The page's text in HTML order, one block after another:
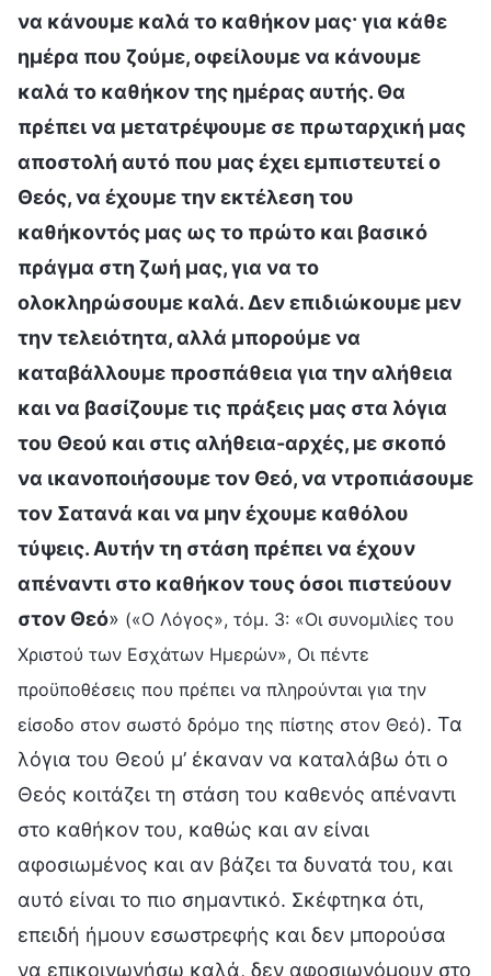
να κάνουμε καλά το καθήκον μας· για κάθε
ημέρα που ζούμε, οφείλουμε να κάνουμε
καλά το καθήκον της ημέρας αυτής. Θα
πρέπει να μετατρέψουμε σε πρωταρχική μας
αποστολή αυτό που μας έχει εμπιστευτεί ο
Θεός, να έχουμε την εκτέλεση του
καθήκοντός μας ως το πρώτο και βασικό
πράγμα στη ζωή μας, για να το
ολοκληρώσουμε καλά. Δεν επιδιώκουμε μεν
την τελειότητα, αλλά μπορούμε να
καταβάλλουμε προσπάθεια για την αλήθεια
και να βασίζουμε τις πράξεις μας στα λόγια
του Θεού και στις αλήθεια-αρχές, με σκοπό
να ικανοποιήσουμε τον Θεό, να ντροπιάσουμε
τον Σατανά και να μην έχουμε καθόλου
τύψεις. Αυτήν τη στάση πρέπει να έχουν
απέναντι στο καθήκον τους όσοι πιστεύουν
στον Θεό» («Ο Λόγος», τόμ. 3: «Οι συνομιλίες του
Χριστού των Εσχάτων Ημερών», Οι πέντε
προϋποθέσεις που πρέπει να πληρούνται για την
είσοδο στον σωστό δρόμο της πίστης στον Θεό). Τα
λόγια του Θεού μ’ έκαναν να καταλάβω ότι ο
Θεός κοιτάζει τη στάση του καθενός απέναντι
στο καθήκον του, καθώς και αν είναι
αφοσιωμένος και αν βάζει τα δυνατά του, και
αυτό είναι το πιο σημαντικό. Σκέφτηκα ότι,
επειδή ήμουν εσωστρεφής και δεν μπορούσα
να επικοινωνήσω καλά, δεν αφοσιωνόμουν στο